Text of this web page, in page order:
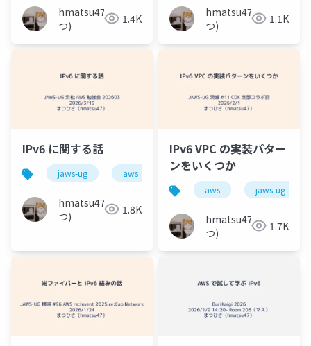
hmatsu47(ま
つ)
1.4K
hmatsu47(ま
つ)
1.1K
IPv6 に関する話
jaws-ug aws
hmatsu47(ま
つ)
1.8K
IPv6 VPC の実装パター
ンをいくつか
aws jaws-ug
hmatsu47(ま
つ)
1.7K